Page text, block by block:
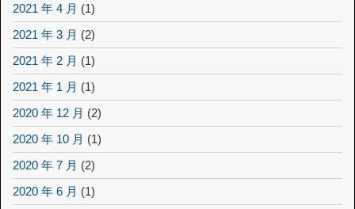
2021 年 4 月 (1)
2021 年 3 月 (2)
2021 年 2 月 (1)
2021 年 1 月 (1)
2020 年 12 月 (2)
2020 年 10 月 (1)
2020 年 7 月 (2)
2020 年 6 月 (1)